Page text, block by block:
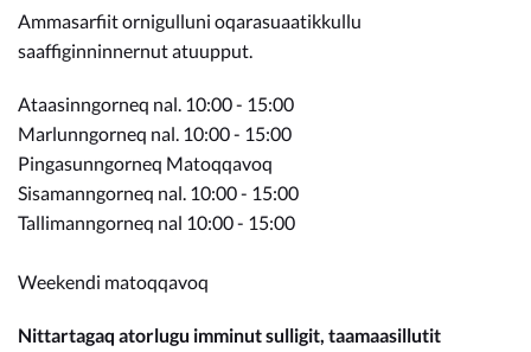
Ammasarfiit ornigulluni oqarasuaatikkullu
saaffiginninnernut atuupput.
Ataasinngorneq nal. 10:00 - 15:00
Marlunngorneq nal. 10:00 - 15:00
Pingasunngorneq Matoqqavoq
Sisamanngorneq nal. 10:00 - 15:00
Tallimanngorneq nal 10:00 - 15:00
Weekendi matoqqavoq
Nittartagaq atorlugu imminut sulligit, taamaasillutit